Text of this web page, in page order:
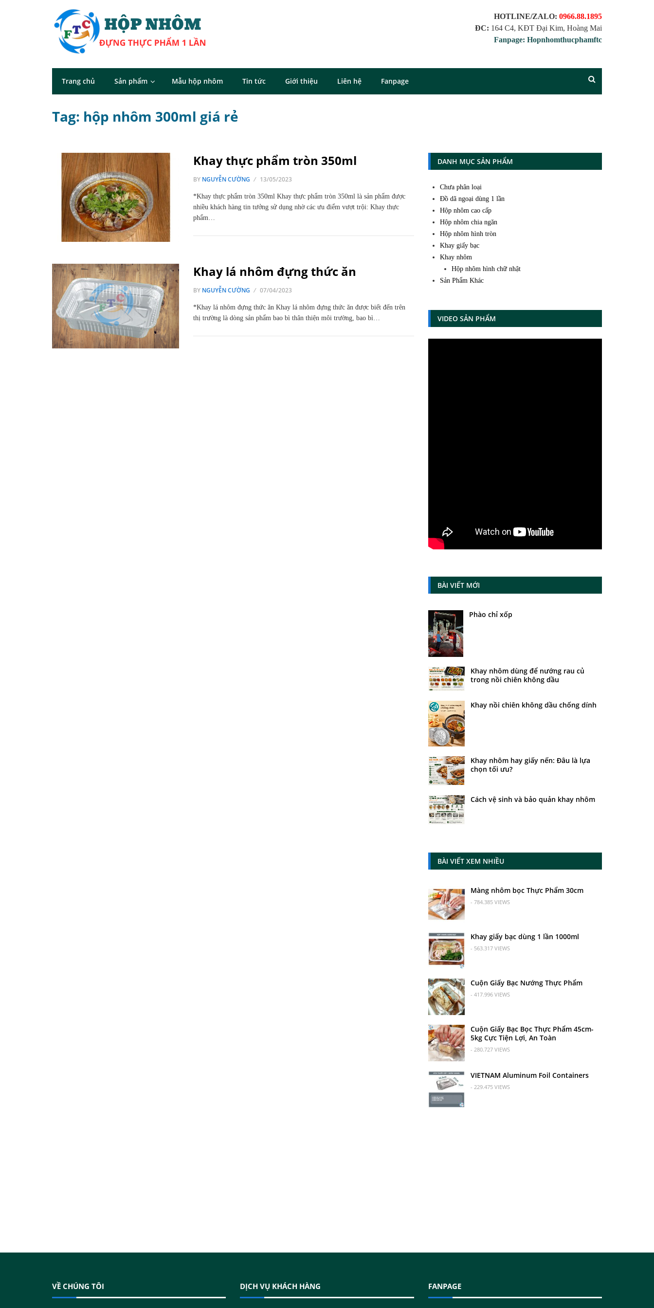
HOTLINE/ZALO: 0966.88.1895
ĐC: 164 C4, KĐT Đại Kim, Hoàng Mai
Fanpage: Hopnhomthucphamftc
Trang chủ Sản phẩm Mẫu hộp nhôm Tin tức Giới thiệu Liên hệ Fanpage
Tag: hộp nhôm 300ml giá rẻ
Khay thực phẩm tròn 350ml
BY NGUYỄN CƯỜNG 13/05/2023
*Khay thực phẩm tròn 350ml Khay thực phẩm tròn 350ml là sản phẩm được
nhiều khách hàng tin tưởng sử dụng nhờ các ưu điểm vượt trội: Khay thực
phẩm…
Khay lá nhôm đựng thức ăn
BY NGUYỄN CƯỜNG 07/04/2023
*Khay lá nhôm đựng thức ăn Khay lá nhôm đựng thức ăn được biết đến trên
thị trường là dòng sản phẩm bao bì thân thiện môi trường, bao bì…
DANH MỤC SẢN PHẨM
Chưa phân loại
Đồ dã ngoại dùng 1 lần
Hộp nhôm cao cấp
Hộp nhôm chia ngăn
Hộp nhôm hình tròn
Khay giấy bạc
Khay nhôm
Hộp nhôm hình chữ nhật
Sản Phẩm Khác
VIDEO SẢN PHẨM
BÀI VIẾT MỚI
Phào chỉ xốp
Khay nhôm dùng để nướng rau củ
trong nồi chiên không dầu
Khay nồi chiên không dầu chống dính
Khay nhôm hay giấy nến: Đâu là lựa
chọn tối ưu?
Cách vệ sinh và bảo quản khay nhôm
BÀI VIẾT XEM NHIỀU
Màng nhôm bọc Thực Phẩm 30cm
- 784.385 VIEWS
Khay giấy bạc dùng 1 lần 1000ml
- 563.317 VIEWS
Cuộn Giấy Bạc Nướng Thực Phẩm
- 417.996 VIEWS
Cuộn Giấy Bạc Bọc Thực Phẩm 45cm-
5kg Cực Tiện Lợi, An Toàn
- 280.727 VIEWS
VIETNAM Aluminum Foil Containers
- 229.475 VIEWS
VỀ CHÚNG TÔI DỊCH VỤ KHÁCH HÀNG FANPAGE